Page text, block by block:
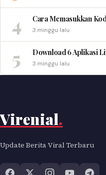
4 Cara Memasukkan
3 minggu lalu
5 Download 6 Aplikasi
3 minggu lalu
Virenial.
Update Berita Viral Terbaru